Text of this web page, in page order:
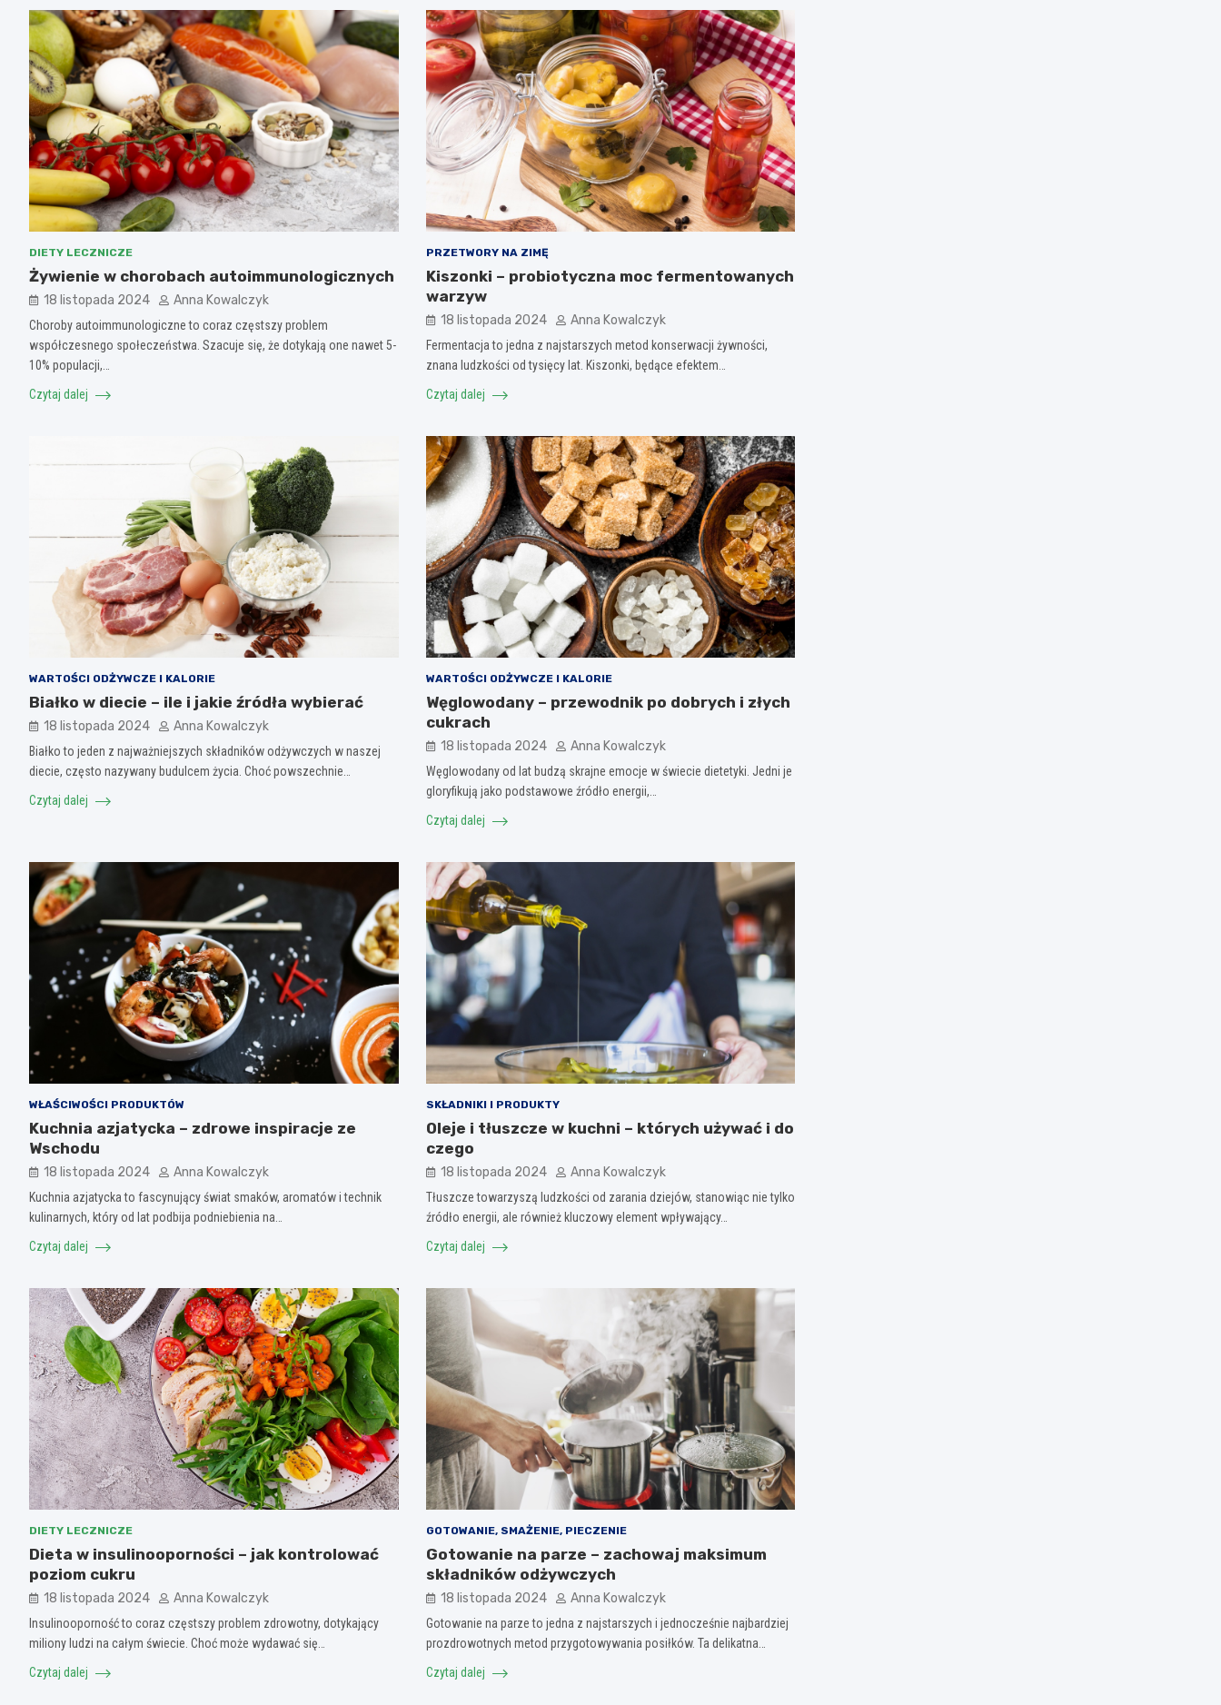
DIETY LECZNICZE
Żywienie w chorobach autoimmunologicznych
18 listopada 2024 Anna Kowalczyk
Choroby autoimmunologiczne to coraz częstszy problem
współczesnego społeczeństwa. Szacuje się, że dotykają one nawet 5-
10% populacji,…
Czytaj dalej
PRZETWORY NA ZIMĘ
Kiszonki – probiotyczna moc fermentowanych
warzyw
18 listopada 2024 Anna Kowalczyk
Fermentacja to jedna z najstarszych metod konserwacji żywności,
znana ludzkości od tysięcy lat. Kiszonki, będące efektem…
Czytaj dalej
WARTOŚCI ODŻYWCZE I KALORIE
Białko w diecie – ile i jakie źródła wybierać
18 listopada 2024 Anna Kowalczyk
Białko to jeden z najważniejszych składników odżywczych w naszej
diecie, często nazywany budulcem życia. Choć powszechnie…
Czytaj dalej
WARTOŚCI ODŻYWCZE I KALORIE
Węglowodany – przewodnik po dobrych i złych
cukrach
18 listopada 2024 Anna Kowalczyk
Węglowodany od lat budzą skrajne emocje w świecie dietetyki. Jedni je
gloryfikują jako podstawowe źródło energii,…
Czytaj dalej
WŁAŚCIWOŚCI PRODUKTÓW
Kuchnia azjatycka – zdrowe inspiracje ze
Wschodu
18 listopada 2024 Anna Kowalczyk
Kuchnia azjatycka to fascynujący świat smaków, aromatów i technik
kulinarnych, który od lat podbija podniebienia na…
Czytaj dalej
SKŁADNIKI I PRODUKTY
Oleje i tłuszcze w kuchni – których używać i do
czego
18 listopada 2024 Anna Kowalczyk
Tłuszcze towarzyszą ludzkości od zarania dziejów, stanowiąc nie tylko
źródło energii, ale również kluczowy element wpływający…
Czytaj dalej
DIETY LECZNICZE
Dieta w insulinooporności – jak kontrolować
poziom cukru
18 listopada 2024 Anna Kowalczyk
Insulinooporność to coraz częstszy problem zdrowotny, dotykający
miliony ludzi na całym świecie. Choć może wydawać się…
Czytaj dalej
GOTOWANIE, SMAŻENIE, PIECZENIE
Gotowanie na parze – zachowaj maksimum
składników odżywczych
18 listopada 2024 Anna Kowalczyk
Gotowanie na parze to jedna z najstarszych i jednocześnie najbardziej
prozdrowotnych metod przygotowywania posiłków. Ta delikatna…
Czytaj dalej